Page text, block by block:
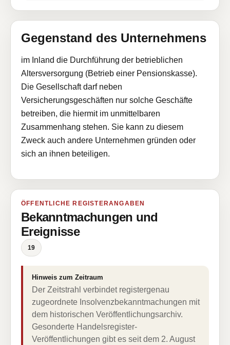
Gegenstand des Unternehmens
im Inland die Durchführung der betrieblichen
Altersversorgung (Betrieb einer Pensionskasse).
Die Gesellschaft darf neben
Versicherungsgeschäften nur solche Geschäfte
betreiben, die hiermit im unmittelbaren
Zusammenhang stehen. Sie kann zu diesem
Zweck auch andere Unternehmen gründen oder
sich an ihnen beteiligen.
ÖFFENTLICHE REGISTERANGABEN
Bekanntmachungen und
Ereignisse
19
Hinweis zum Zeitraum
Der Zeitstrahl verbindet registergenau
zugeordnete Insolvenzbekanntmachungen mit
dem historischen Veröffentlichungsarchiv.
Gesonderte Handelsregister-
Veröffentlichungen gibt es seit dem 2. August